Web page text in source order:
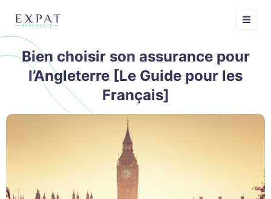
Bien choisir son assurance pour
l’Angleterre [Le Guide pour les
Français]